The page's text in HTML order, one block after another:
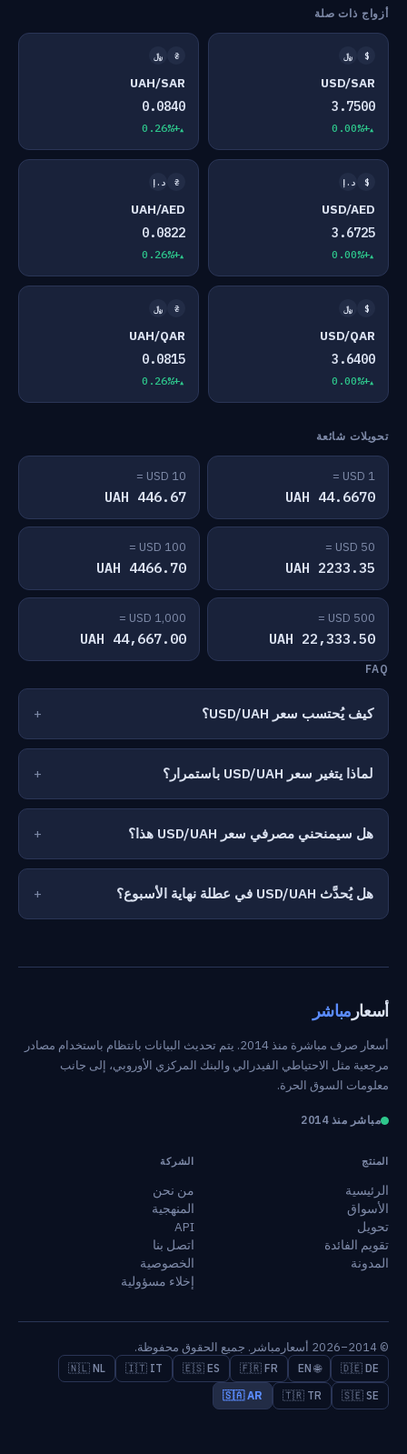
أزواج ذات صلة
$ ﷼
USD/SAR
3.7500
+0.00%
₴ ﷼
UAH/SAR
0.0840
+0.26%
$ د.إ
USD/AED
3.6725
+0.00%
₴ د.إ
UAH/AED
0.0822
+0.26%
$ ﷼
USD/QAR
3.6400
+0.00%
₴ ﷼
UAH/QAR
0.0815
+0.26%
تحويلات شائعة
1 USD =
44.6670 UAH
10 USD =
446.67 UAH
50 USD =
2233.35 UAH
100 USD =
4466.70 UAH
500 USD =
22,333.50 UAH
1,000 USD =
44,667.00 UAH
FAQ
كيف يُحتسب سعر USD/UAH؟
لماذا يتغير سعر USD/UAH باستمرار؟
هل سيمنحني مصرفي سعر USD/UAH هذا؟
هل يُحدَّث USD/UAH في عطلة نهاية الأسبوع؟
أسعار مباشر
أسعار صرف مباشرة منذ 2014. يتم تحديث البيانات بانتظام باستخدام مصادر
مرجعية مثل الاحتياطي الفيدرالي والبنك المركزي الأوروبي، إلى جانب
معلومات السوق الحرة.
مباشر منذ 2014
المنتج
الرئيسية
الأسواق
تحويل
تقويم الفائدة
المدونة
الشركة
من نحن
المنهجية
API
اتصل بنا
الخصوصية
إخلاء مسؤولية
© 2014–2026 أسعارمباشر. جميع الحقوق محفوظة.
🇩🇪 DE
🌐 EN
🇫🇷 FR
🇪🇸 ES
🇮🇹 IT
🇳🇱 NL
🇸🇪 SE
🇹🇷 TR
🇸🇦 AR